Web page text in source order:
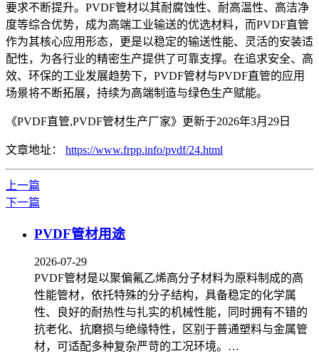
要求不断提升。PVDF管材以其耐腐蚀性、耐高温性、高洁净
度等综合优势，成为高端工业输送的优选材料，而PVDF直管
作为其核心应用形态，更是以稳定的输送性能、灵活的安装适
配性，为各行业的精密生产提供了可靠支撑。在追求安全、高
效、环保的工业发展趋势下，PVDF管材与PVDF直管的应用
场景将不断拓展，持续为高端制造与绿色生产赋能。
《PVDF直管,PVDF管材生产厂家》更新于2026年3月29日
文章地址： https://www.frpp.info/pvdf/24.html
上一篇
下一篇
PVDF管材用途
2026-07-29
PVDF管材是以聚偏氟乙烯高分子材料为原料制成的高
性能管材，依托特殊的分子结构，具备稳定的化学属
性、良好的耐热性与扎实的机械性能，同时拥有不错的
抗老化、抗磨损与绝缘特性，区别于普通塑料与金属管
材，可适配多种复杂严苛的工况环境。…